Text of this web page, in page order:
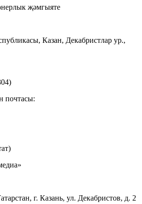
җәмгыяте
Казан, Декабристлар ур.,
почтасы:
г. Казань, ул. Декабристов, д. 2